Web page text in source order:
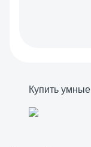
Купить